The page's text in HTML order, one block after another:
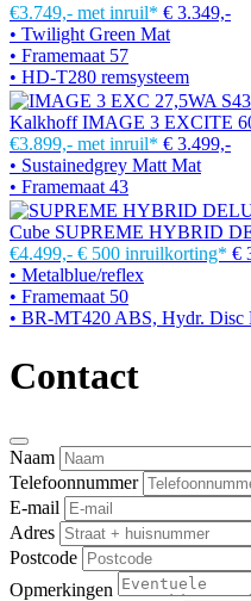
€3.749,- met inruil* € 3.349,-
• Twilight Green Mat
• Framemaat 57
• HD-T280 remsysteem
Kalkhoff IMAGE 3 EXCITE
€3.899,- met inruil* € 3.499,-
• Sustainedgrey Matt Mat
• Framemaat 43
Cube SUPREME HYBRID
€4.499,- € 500 inruilkorting* €
• Metalblue/reflex
• Framemaat 50
• BR-MT420 ABS, Hydr. Disc
Contact
Naam
Telefoonnummer
E-mail
Adres
Postcode
Opmerkingen